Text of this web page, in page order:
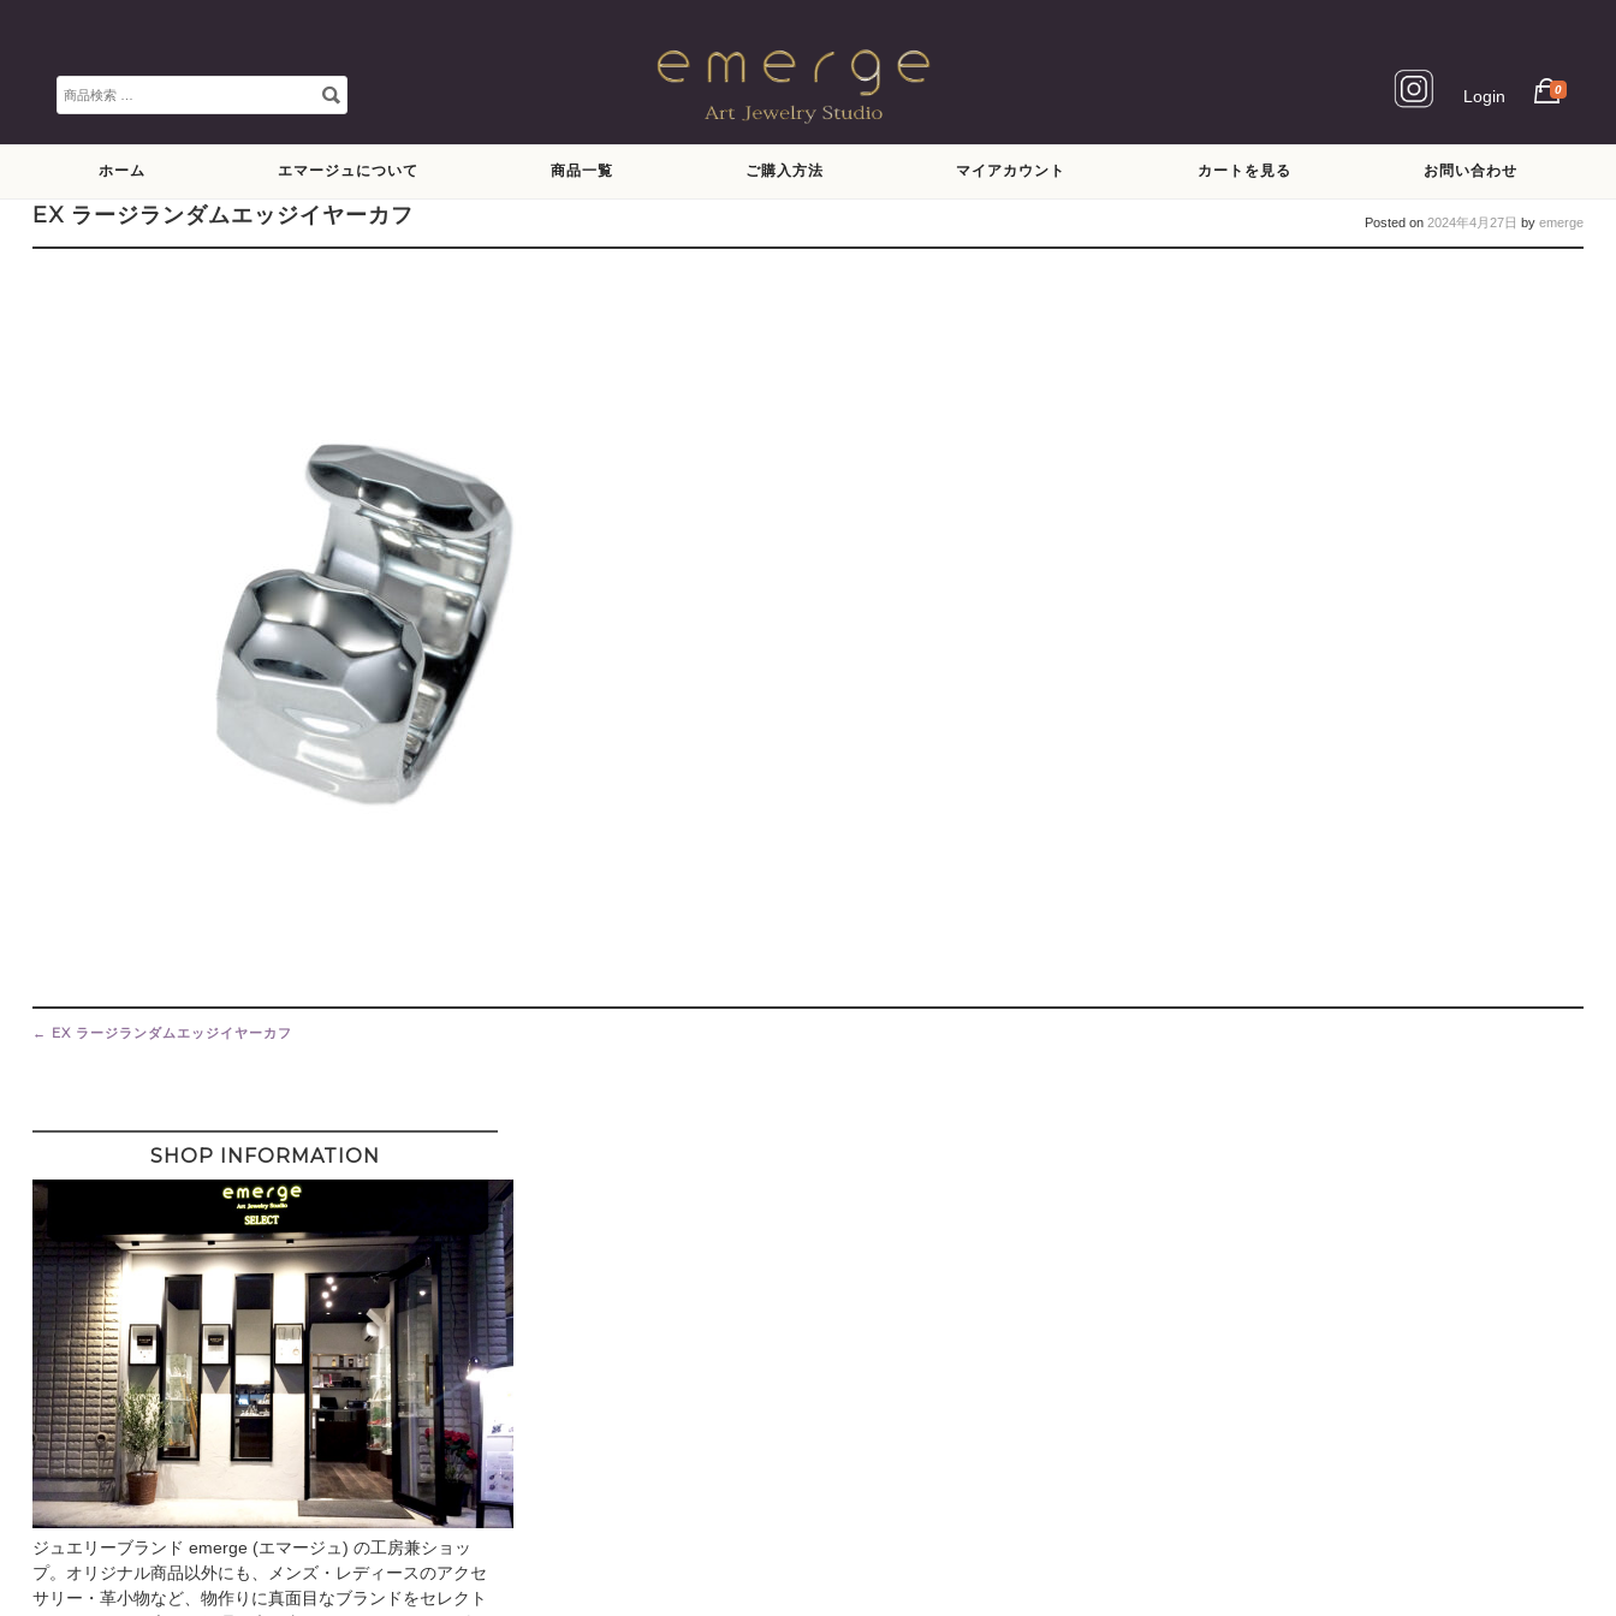
検
索
Login 0
ホーム エマージュについて 商品一覧 ご購入方法 マイアカウント カートを見る お問い合わせ
EX ラージランダムエッジイヤーカフ Posted on2024年4月27日 byemerge
Post
navigation
← EX ラージランダムエッジイヤーカフ
SHOP INFORMATION
ジュエリーブランド emerge (エマージュ) の工房兼ショッ
プ。オリジナル商品以外にも、メンズ・レディースのアクセ
サリー・革小物など、物作りに真面目なブランドをセレクト